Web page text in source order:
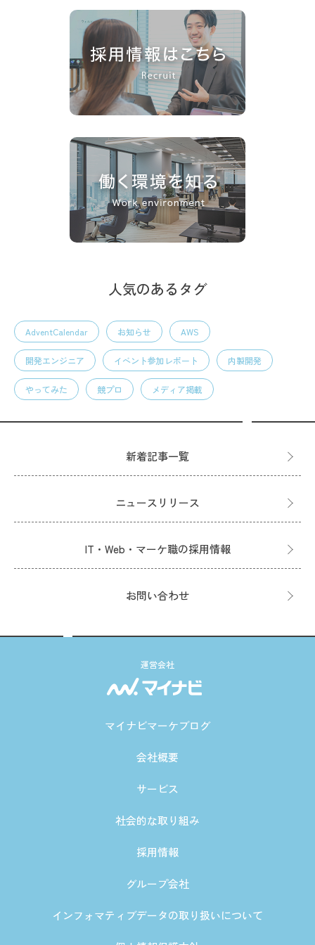
人気のあるタグ
AdventCalendar お知らせ AWS
開発エンジニア イベント参加レポート 内製開発
やってみた 競プロ メディア掲載
新着記事一覧
ニュースリリース
IT・Web・マーケ職の採用情報
お問い合わせ
運営会社
マイナビマーケブログ
会社概要
サービス
社会的な取り組み
採用情報
グループ会社
インフォマティブデータの取り扱いについて